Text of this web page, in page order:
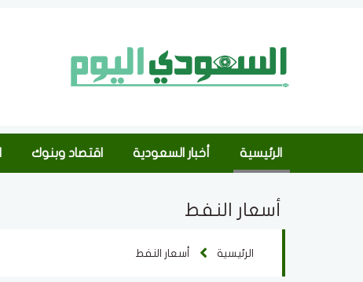
الرئيسية أخبار السعودية اقتصاد وبنوك
أسعار النفط
الرئيسية أسعار النفط